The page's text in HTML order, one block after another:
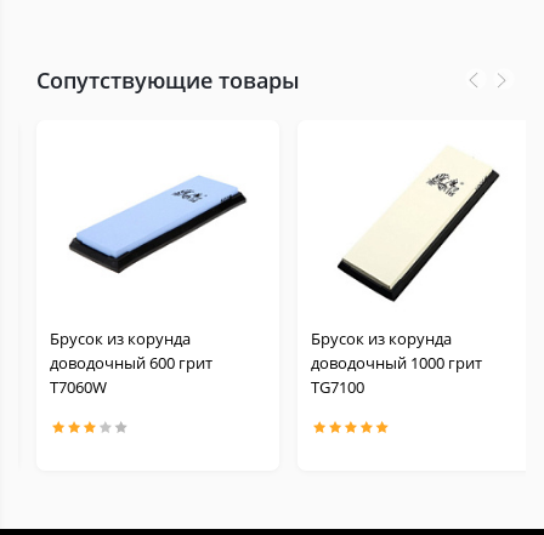
Сопутствующие товары
Брусок из корунда
доводочный 600 грит
Т7060W
Брусок из корунда
доводочный 1000 грит
TG7100